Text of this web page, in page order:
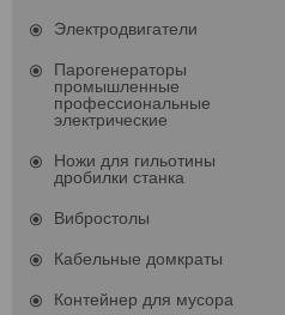
Электродвигатели
Парогенераторы
промышленные
профессиональные
электрические
Ножи для гильотины
дробилки станка
Вибростолы
Кабельные домкраты
Контейнер для мусора